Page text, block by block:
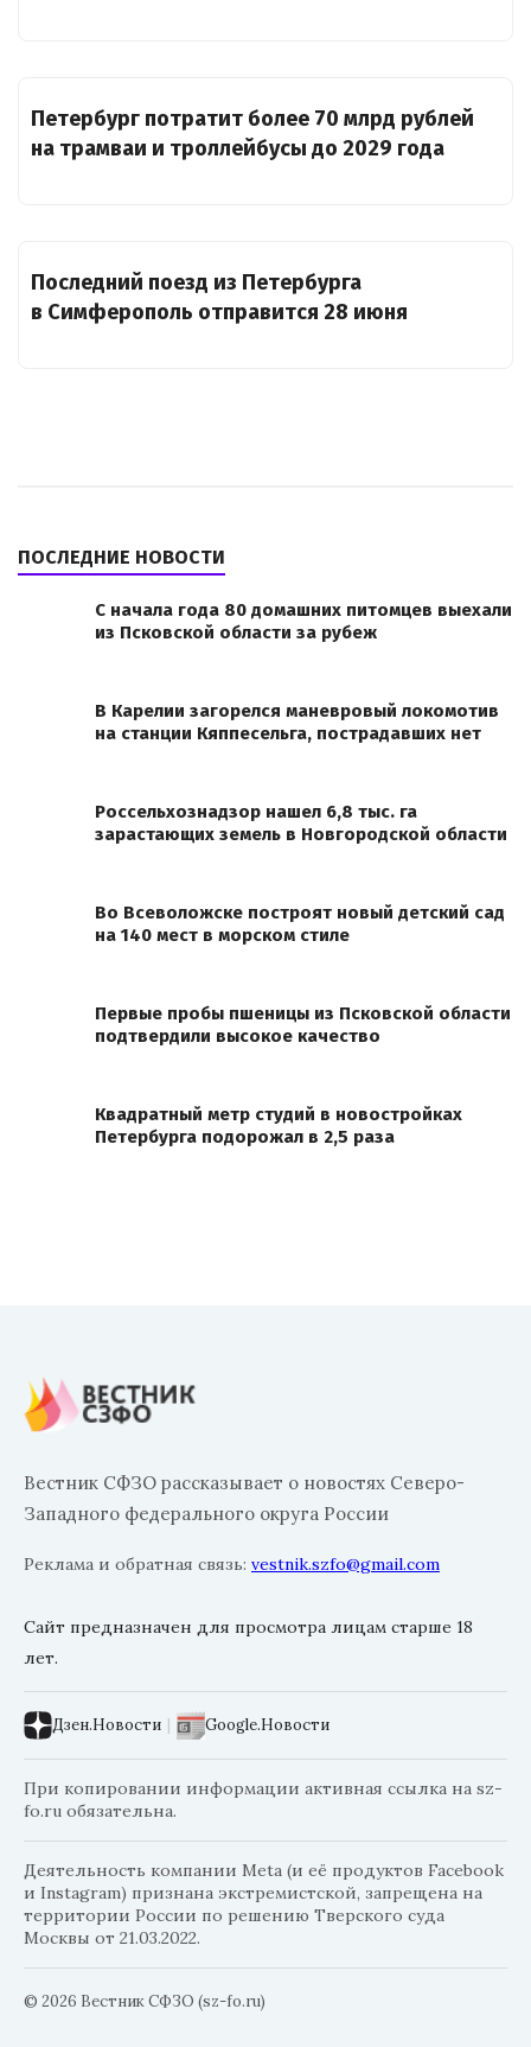
Петербург потратит более 70 млрд рублей
на трамваи и троллейбусы до 2029 года
Последний поезд из Петербурга
в Симферополь отправится 28 июня
ПОСЛЕДНИЕ НОВОСТИ
С начала года 80 домашних питомцев выехали
из Псковской области за рубеж
В Карелии загорелся маневровый локомотив
на станции Кяппесельга, пострадавших нет
Россельхознадзор нашел 6,8 тыс. га
зарастающих земель в Новгородской области
Во Всеволожске построят новый детский сад
на 140 мест в морском стиле
Первые пробы пшеницы из Псковской области
подтвердили высокое качество
Квадратный метр студий в новостройках
Петербурга подорожал в 2,5 раза
Вестник СФЗО рассказывает о новостях Северо-
Западного федерального округа России
Реклама и обратная связь: vestnik.szfo@gmail.com
Сайт предназначен для просмотра лицам старше 18
лет.
Дзен.Новости | Google.Новости
При копировании информации активная ссылка на sz-
fo.ru обязательна.
Деятельность компании Meta (и её продуктов Facebook
и Instagram) признана экстремистской, запрещена на
территории России по решению Тверского суда
Москвы от 21.03.2022.
© 2026 Вестник СФЗО (sz-fo.ru)